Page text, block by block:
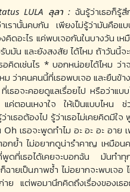
LULA ลุลา : ฉันรู้ว่าเธอก็รู้สึ
เรานั้นคบกัน เพียงไม่รู้ว่ามันคือแ
คิดอะไร แค่พบเจอกันในบางวัน เห
บมัน และยังสงสัย ได้ไหม ถ้าวันนี้จ
อคิดเช่นไร * บอกหน่อยได้ไหม ว่าจ
ม ว่าคนคนนี้ที่เธอพบเจอ และยืนข้า
เธอจะคอยดูแลเรื่อยไป หรือว่าแบ
ค่ตอนเหงาใจ ให้เป็นแบบไหน
าเธอต้องไป รู้ว่าเธอไม่เคยคิดมีใ
Oh เธอจะพูดทำไม อะ อะ อะ อาย
อกย้ำ ไม่อยากดูน่ารำคาญ เหมือน
ที่พูดที่เธอได้เคยจะบอกฉัน มันทำ
ฉายเป็นภาพซ้ำ ไม่อยากจะพบเจอ
าย แต่พอมานึกคิดถึงเรื่องของเธ